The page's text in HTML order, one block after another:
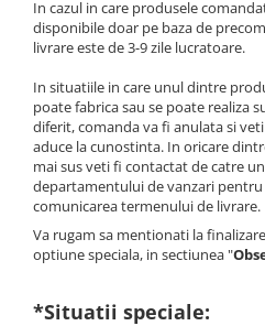
In cazul in care produsele
disponibile doar pe baza de
livrare este de 3-9 zile lucratoare.
In situatiile in care unul dintre
poate fabrica sau se poate realiza
diferit, comanda va fi anulata si
aduce la cunostinta. In oricare
mai sus veti fi contactat de catre
departamentului de vanzari
comunicarea termenului de livrare.
Va rugam sa mentionati la
optiune speciala, in sectiunea "
*Situatii speciale: